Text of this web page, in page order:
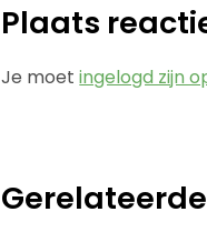
Plaats
Je moetingelogd zijn